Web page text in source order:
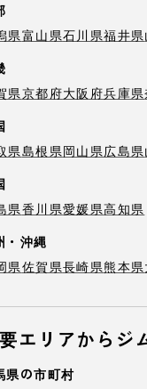
県富山県石川県福井県
県京都府大阪府兵庫県
県島根県岡山県広島県
県香川県愛媛県高知県
・沖縄
県佐賀県長崎県熊本県
エリアからジ
県の市町村